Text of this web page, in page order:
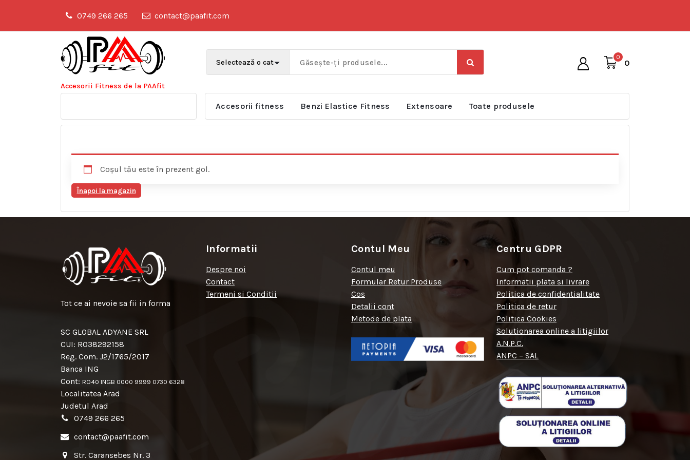
conținut
0749 266 265 contact@paafit.com
Accesorii Fitness de la PAAfit
0
0
Accesorii fitness Benzi Elastice Fitness Extensoare Toate produsele
Coșul tău este în prezent gol.
Înapoi la magazin
Tot ce ai nevoie sa fii in forma
SC GLOBAL ADYANE SRL
CUI: RO38292158
Reg. Com. J2/1765/2017
Banca ING
Cont: RO40 INGB 0000 9999 0730 6328
Localitatea Arad
Judetul Arad
0749 266 265
contact@paafit.com
Str. Caransebes Nr. 3
Informatii
Despre noi
Contact
Termeni si Conditii
Contul Meu
Contul meu
Formular Retur Produse
Cos
Detalii cont
Metode de plata
Centru GDPR
Cum pot comanda ?
Informatii plata si livrare
Politica de confidentialitate
Politica de retur
Politica Cookies
Solutionarea online a litigiilor
A.N.P.C.
ANPC – SAL